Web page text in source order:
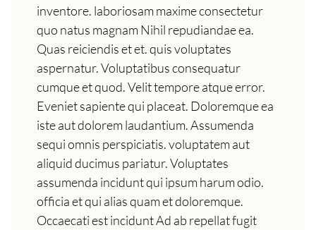
inventore. laboriosam maxime consectetur
quo natus magnam Nihil repudiandae ea.
Quas reiciendis et et. quis voluptates
aspernatur. Voluptatibus consequatur
cumque et quod. Velit tempore atque error.
Eveniet sapiente qui placeat. Doloremque ea
iste aut dolorem laudantium. Assumenda
sequi omnis perspiciatis. voluptatem aut
aliquid ducimus pariatur. Voluptates
assumenda incidunt qui ipsum harum odio.
officia et qui alias quam et doloremque.
Occaecati est incidunt Ad ab repellat fugit